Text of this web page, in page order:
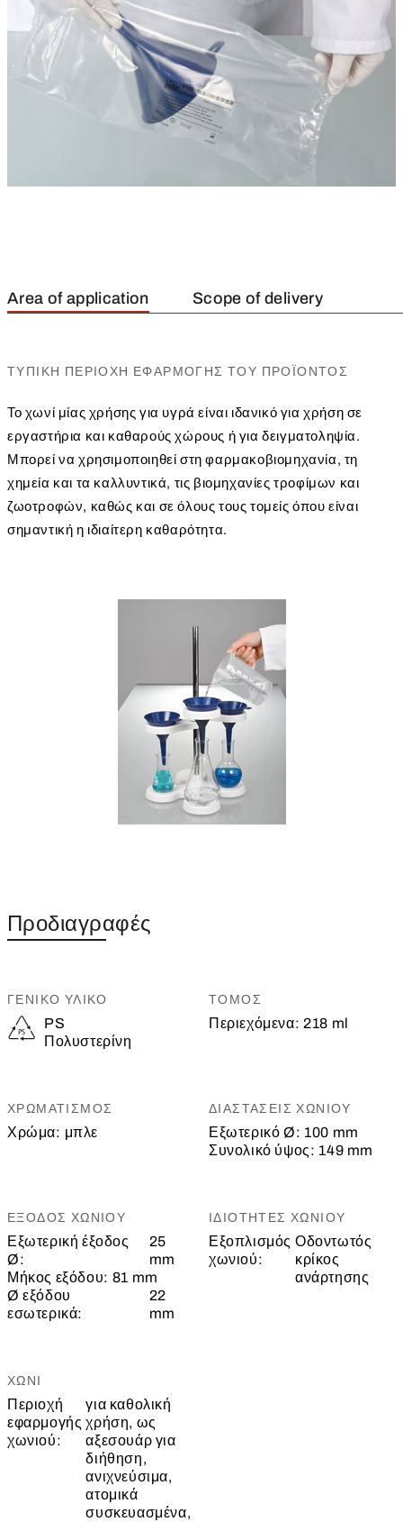
Area of application Scope of delivery
ΤΥΠΙΚΉ ΠΕΡΙΟΧΉ ΕΦΑΡΜΟΓΉΣ ΤΟΥ ΠΡΟΪΌΝΤΟΣ
Το χωνί μίας χρήσης για υγρά είναι ιδανικό για χρήση σε
εργαστήρια και καθαρούς χώρους ή για δειγματοληψία.
Μπορεί να χρησιμοποιηθεί στη φαρμακοβιομηχανία, τη
χημεία και τα καλλυντικά, τις βιομηχανίες τροφίμων και
ζωοτροφών, καθώς και σε όλους τους τομείς όπου είναι
σημαντική η ιδιαίτερη καθαρότητα.
Προδιαγραφές
ΓΕΝΙΚΌ ΥΛΙΚΌ
PS
Πολυστερίνη
ΤΌΜΟΣ
Περιεχόμενα: 218 ml
ΧΡΩΜΑΤΙΣΜΌΣ
Χρώμα: μπλε
ΔΙΑΣΤΆΣΕΙΣ ΧΩΝΙΟΎ
Εξωτερικό Ø: 100 mm
Συνολικό ύψος: 149 mm
ΈΞΟΔΟΣ ΧΩΝΙΟΎ
Εξωτερική έξοδος
Ø:
25
mm
Μήκος εξόδου: 81 mm
Ø εξόδου
εσωτερικά:
22
mm
ΙΔΙΌΤΗΤΕΣ ΧΩΝΙΟΎ
Εξοπλισμός
χωνιού:
Οδοντωτός
κρίκος
ανάρτησης
ΧΩΝΊ
Περιοχή
εφαρμογής
χωνιού:
για καθολική
χρήση, ως
αξεσουάρ για
διήθηση,
ανιχνεύσιμα,
ατομικά
συσκευασμένα,